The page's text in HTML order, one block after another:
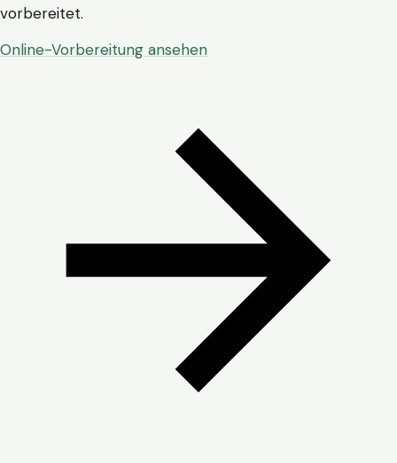
vorbereitet.
Online-Vorbereitung ansehen